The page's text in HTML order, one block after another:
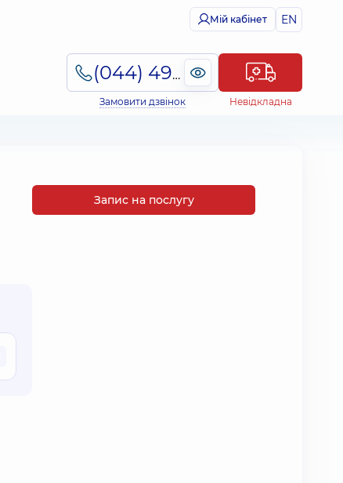
Мій кабінет EN
(044) 495-2-888
Замовити дзвінок Невідкладна
Запис на послугу